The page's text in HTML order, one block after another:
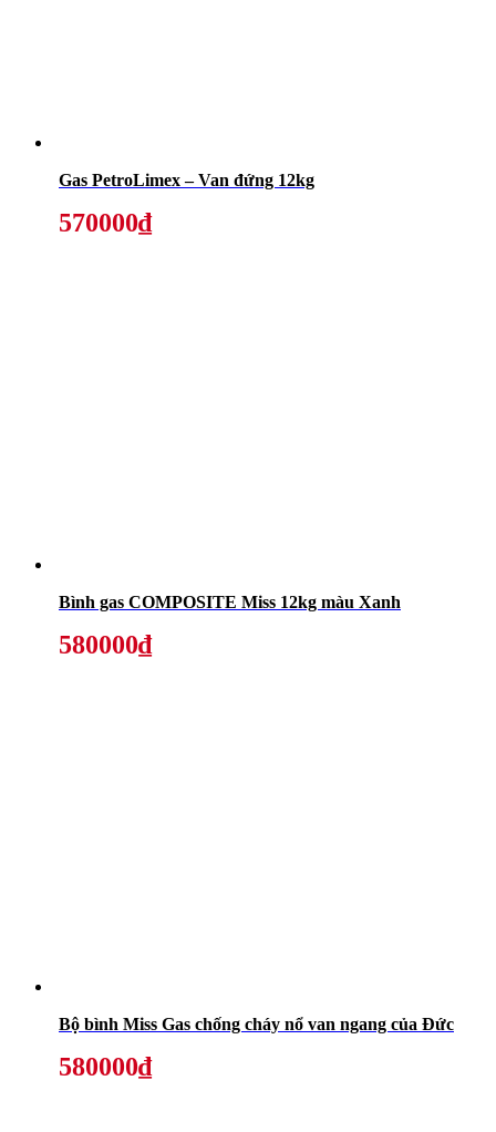
Gas PetroLimex – Van đứng 12kg
570000₫
Bình gas COMPOSITE Miss 12kg màu Xanh
580000₫
Bộ bình Miss Gas chống cháy nổ van ngang của Đức
580000₫